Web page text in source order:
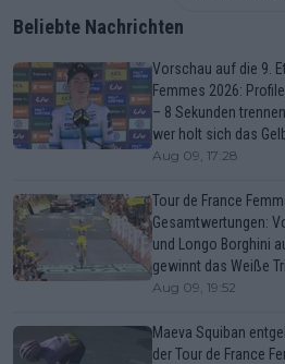
Beliebte Nachrichten
Vorschau auf die 9.
Femmes 2026:
– 8 Sekunden
wer holt sich das
Aug 09, 17:28
Tour de France
Gesamtwertungen:
und Longo Borghini
gewinnt das Weiße
Aug 09, 19:52
Maeva Squiban
der Tour de France